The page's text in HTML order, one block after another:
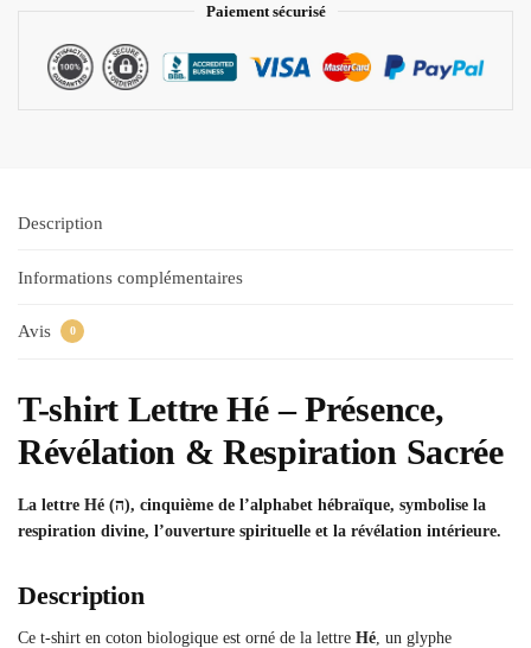
Paiement sécurisé
Description
Informations complémentaires
Avis 0
T-shirt Lettre Hé – Présence,
Révélation & Respiration Sacrée
La lettre Hé (ה), cinquième de l’alphabet hébraïque, symbolise la
respiration divine, l’ouverture spirituelle et la révélation intérieure.
Description
Ce t-shirt en coton biologique est orné de la lettre Hé , un glyphe